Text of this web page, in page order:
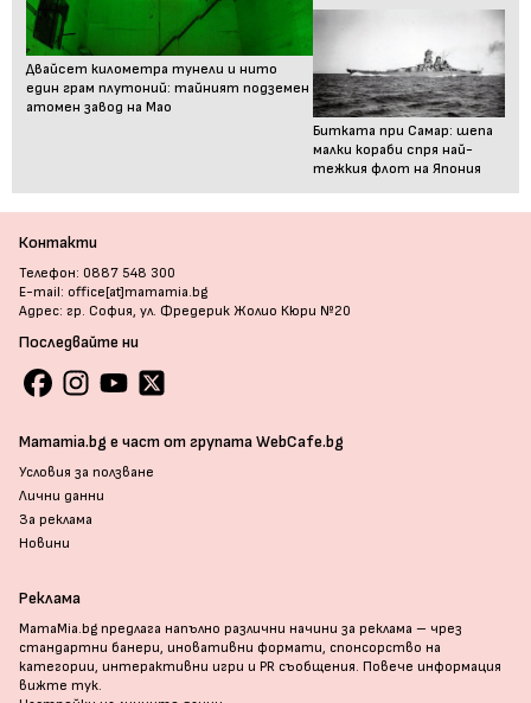
Двайсет километра тунели и нито
един грам плутоний: тайният подземен
атомен завод на Мао
Битката при Самар: шепа
малки кораби спря най-
тежкия флот на Япония
Контакти
Телефон: 0887 548 300
E-mail: office[at]mamamia.bg
Адрес: гр. София, ул. Фредерик Жолио Кюри №20
Последвайте ни
Mamamia.bg е част от групата WebCafe.bg
Условия за ползване
Лични данни
За реклама
Новини
Реклама
MamaMia.bg предлага напълно различни начини за реклама – чрез
стандартни банери, иновативни формати, спонсорство на
категории, интерактивни игри и PR съобщения. Повече информация
вижте тук.